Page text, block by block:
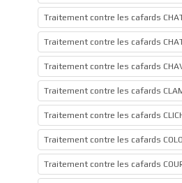
Traitement contre les cafards
Traitement contre les cafards
Traitement contre les cafards
Traitement contre les cafards
Traitement contre les cafards
Traitement contre les cafards
Traitement contre les cafards